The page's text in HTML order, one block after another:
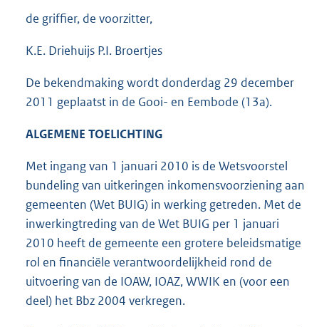
de griffier, de voorzitter,
K.E. Driehuijs P.I. Broertjes
De bekendmaking wordt donderdag 29 december
2011 geplaatst in de Gooi- en Eembode (13a).
ALGEMENE TOELICHTING
Met ingang van 1 januari 2010 is de Wetsvoorstel
bundeling van uitkeringen inkomensvoorziening aan
gemeenten (Wet BUIG) in werking getreden. Met de
inwerkingtreding van de Wet BUIG per 1 januari
2010 heeft de gemeente een grotere beleidsmatige
rol en financiële verantwoordelijkheid rond de
uitvoering van de IOAW, IOAZ, WWIK en (voor een
deel) het Bbz 2004 verkregen.